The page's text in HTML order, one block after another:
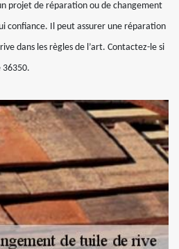
projet de réparation ou de changement
confiance. Il peut assurer une réparation
dans les règles de l’art. Contactez-le si
36350.